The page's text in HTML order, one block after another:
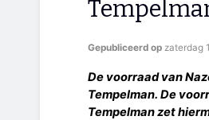
Gepubliceerd op zaterdag
De voorraad van
Tempelman. De
Tempelman zet